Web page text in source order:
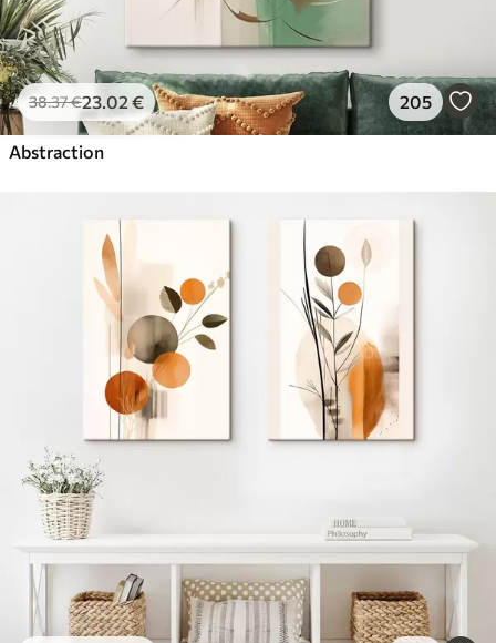
38.37€23.02 € 205
Abstraction